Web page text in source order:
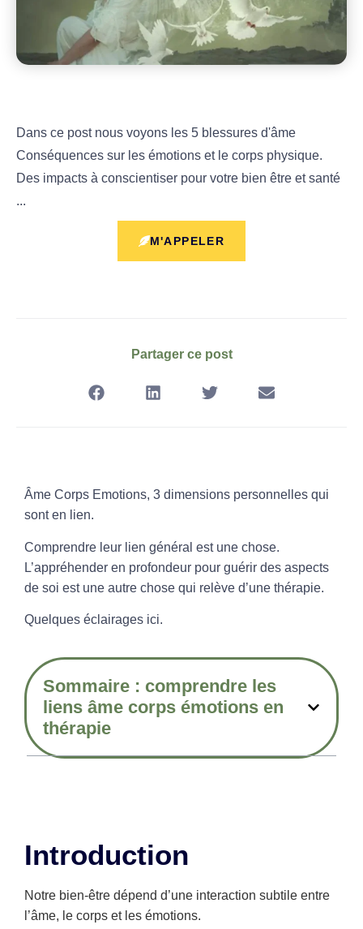
Dans ce post nous voyons les 5 blessures d'âme
Conséquences sur les émotions et le corps physique.
Des impacts à conscientiser pour votre bien être et santé
...
M'APPELER
Partager ce post
Âme Corps Emotions, 3 dimensions personnelles qui
sont en lien.
Comprendre leur lien général est une chose.
L’appréhender en profondeur pour guérir des aspects
de soi est une autre chose qui relève d’une thérapie.
Quelques éclairages ici.
Sommaire : comprendre les
liens âme corps émotions en
thérapie
Introduction
Notre bien-être dépend d’une interaction subtile entre
l’âme, le corps et les émotions.